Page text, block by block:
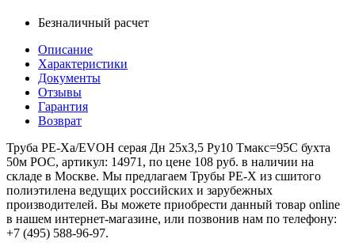
Безналичный расчет
Описание
Характеристики
Документы
Отзывы
Гарантия
Возврат
Труба PE-Xa/EVOH серая Дн 25х3,5 Ру10 Тмакс=95C бухта
50м РОС, артикул: 14971, по цене 108 руб. в наличии на
складе в Москве. Мы предлагаем Трубы PE-X из сшитого
полиэтилена ведущих российских и зарубежных
производителей. Вы можете приобрести данный товар online
в нашем интернет-магазине, или позвонив нам по телефону:
+7 (495) 588-96-97.